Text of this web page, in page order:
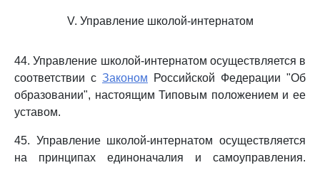
V. Управление школой-интернатом
44. Управление школой-интернатом осуществляется в
соответствии с Законом Российской Федерации "Об
образовании", настоящим Типовым положением и ее
уставом.
45. Управление школой-интернатом осуществляется
на принципах единоначалия и самоуправления.